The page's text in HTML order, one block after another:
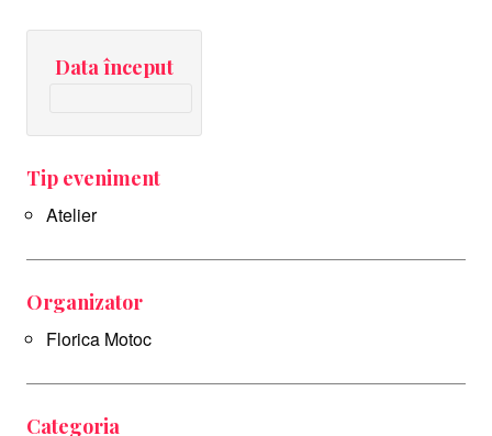
Data început
Tip eveniment
Atelier
Organizator
Florica Motoc
Categoria